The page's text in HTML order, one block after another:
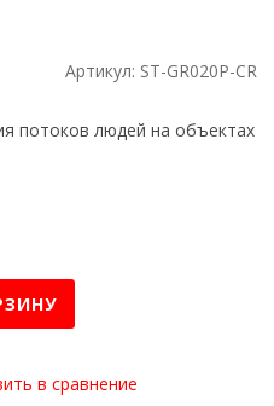
Артикул: ST-GR020P-CR
потоков людей на объектах
в сравнение